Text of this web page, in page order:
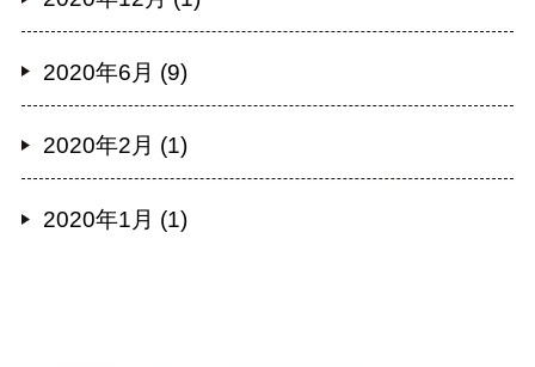
2020年6月 (9)
2020年2月 (1)
2020年1月 (1)